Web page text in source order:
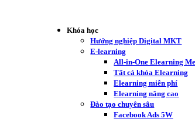
Khóa học
Hướng nghiệp Digital MKT
E-learning
All-in-One Elearning
Tất cả khóa Elearning
Elearning miễn phí
Elearning nâng cao
Đào tạo chuyên sâu
Facebook Ads 5W